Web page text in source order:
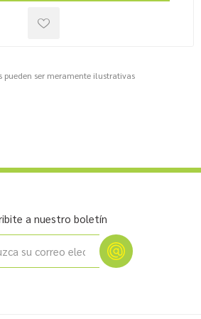
pueden ser meramente ilustrativas
a nuestro boletín